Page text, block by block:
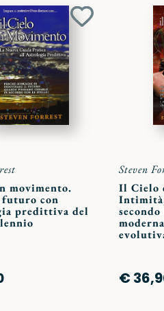
Aggiungi
movimento.
con
predittiva del
Steven
Il Cielo
€